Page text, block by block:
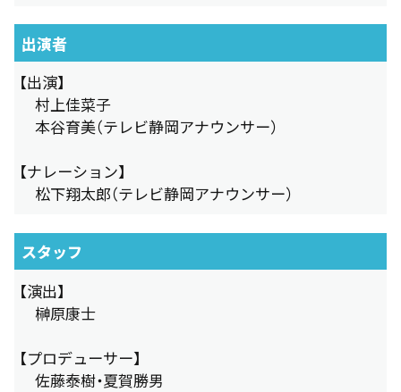
出演者
【出演】
村上佳菜子
本谷育美（テレビ静岡アナウンサー）
【ナレーション】
松下翔太郎（テレビ静岡アナウンサー）
スタッフ
【演出】
榊原康士
【プロデューサー】
佐藤泰樹・夏賀勝男